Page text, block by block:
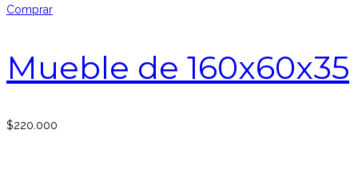
Comprar
Mueble de 160x60x35
$220.000